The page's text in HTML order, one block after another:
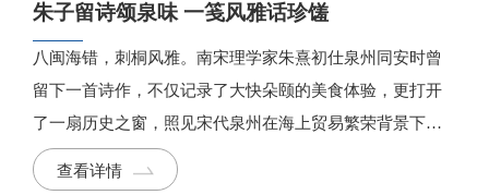
朱子留诗颂泉味 一笺风雅话珍馐
八闽海错，刺桐风雅。南宋理学家朱熹初仕泉州同安时曾
留下一首诗作，不仅记录了大快朵颐的美食体验，更打开
了一扇历史之窗，照见宋代泉州在海上贸易繁荣背景下，
因炊具革新与物产交融而迎来的饮食盛景。
查看详情